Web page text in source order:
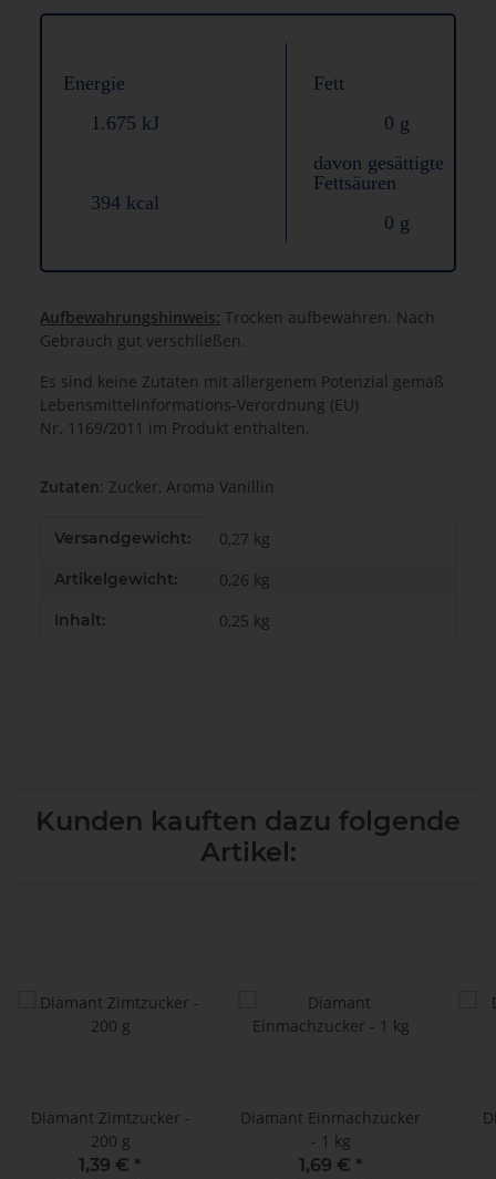
Energie
1.675 kJ
394 kcal
Fett
0 g
davon gesättigte
Fettsäuren
0 g
Aufbewahrungshinweis: Trocken aufbewahren. Nach
Gebrauch gut verschließen.
Es sind keine Zutaten mit allergenem Potenzial gemäß
Lebensmittelinformations-Verordnung (EU)
Nr. 1169/2011 im Produkt enthalten.
Zutaten: Zucker, Aroma Vanillin
Produkteigenschaft
Wert
Versandgewicht: 0,27 kg
Artikelgewicht: 0,26 kg
Inhalt: 0,25 kg
Kunden kauften dazu folgende
Artikel:
Diamant Zimtzucker -
200 g
1,39 € *
Diamant Einmachzucker
- 1 kg
1,69 € *